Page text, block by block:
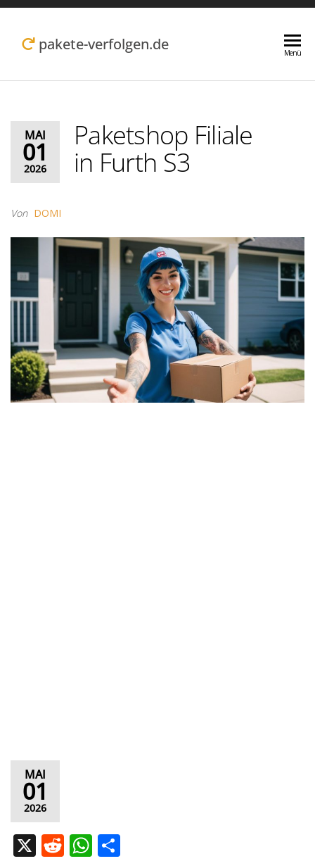
Zum
Inhalt pakete-verfolgen.de Menü
MAI
01
2026
Paketshop Filiale
in Furth S3
Von DOMI
MAI
01
2026
X R W